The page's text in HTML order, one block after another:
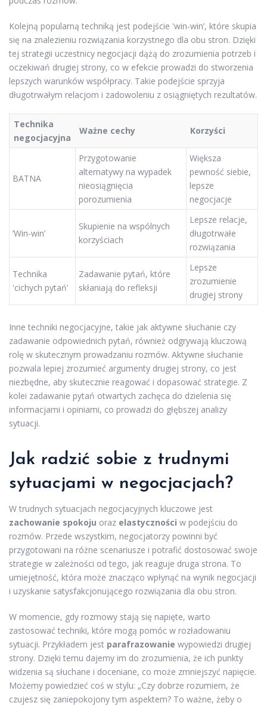
Kolejną popularną techniką jest podejście 'win-win’, które skupia
się na znalezieniu rozwiązania korzystnego dla obu stron. Dzięki
tej strategii uczestnicy negocjacji dążą do zrozumienia potrzeb i
oczekiwań drugiej strony, co w efekcie prowadzi do stworzenia
lepszych warunków współpracy. Takie podejście sprzyja
długotrwałym relacjom i zadowoleniu z osiągniętych rezultatów.
Technika
negocjacyjna
Ważne cechy Korzyści
BATNA
Przygotowanie
alternatywy na wypadek
nieosiągnięcia
porozumienia
Większa
pewność siebie,
lepsze
negocjacje
’Win-win’
Skupienie na wspólnych
korzyściach
Lepsze relacje,
długotrwałe
rozwiązania
Technika
'cichych pytań’
Zadawanie pytań, które
skłaniają do refleksji
Lepsze
zrozumienie
drugiej strony
Inne techniki negocjacyjne, takie jak aktywne słuchanie czy
zadawanie odpowiednich pytań, również odgrywają kluczową
rolę w skutecznym prowadzaniu rozmów. Aktywne słuchanie
pozwala lepiej zrozumieć argumenty drugiej strony, co jest
niezbędne, aby skutecznie reagować i dopasować strategie. Z
kolei zadawanie pytań otwartych zachęca do dzielenia się
informacjami i opiniami, co prowadzi do głębszej analizy
sytuacji.
Jak radzić sobie z trudnymi
sytuacjami w negocjacjach?
W trudnych sytuacjach negocjacyjnych kluczowe jest
zachowanie spokoju oraz elastyczności w podejściu do
rozmów. Przede wszystkim, negocjatorzy powinni być
przygotowani na różne scenariusze i potrafić dostosować swoje
strategie w zależności od tego, jak reaguje druga strona. To
umiejętność, która może znacząco wpłynąć na wynik negocjacji
i uzyskanie satysfakcjonującego rozwiązania dla obu stron.
W momencie, gdy rozmowy stają się napięte, warto
zastosować techniki, które mogą pomóc w rozładowaniu
sytuacji. Przykładem jest parafrazowanie wypowiedzi drugiej
strony. Dzięki temu dajemy im do zrozumienia, że ich punkty
widzenia są słuchane i doceniane, co może zmniejszyć napięcie.
Możemy powiedzieć coś w stylu: „Czy dobrze rozumiem, że
czujesz się zaniepokojony tym aspektem? To ważne, żeby o